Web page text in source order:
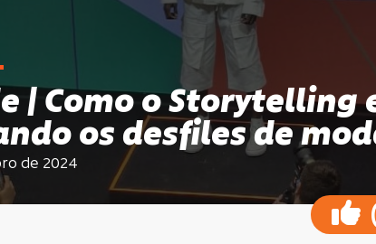
| Como o Storytelling
os desfiles de
de 2024
(